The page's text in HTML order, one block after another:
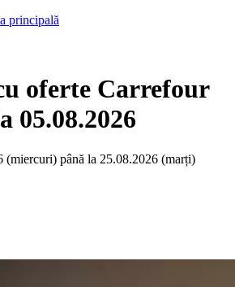
oferte Carrefour
05.08.2026
(miercuri) până la 25.08.2026 (marți)